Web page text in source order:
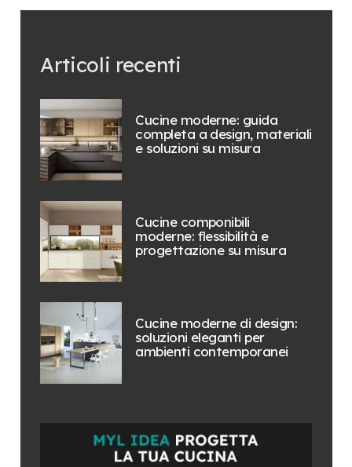
Articoli recenti
Cucine moderne: guida
completa a design, materiali
e soluzioni su misura
Cucine componibili
moderne: flessibilità e
progettazione su misura
Cucine moderne di design:
soluzioni eleganti per
ambienti contemporanei